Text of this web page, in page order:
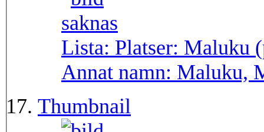
Lista: Platser: Maluku
Annat namn: Maluku,
Thumbnail